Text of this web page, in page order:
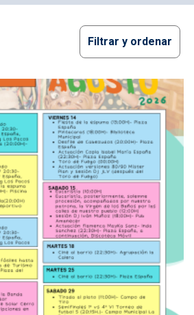
Filtrar y ordenar